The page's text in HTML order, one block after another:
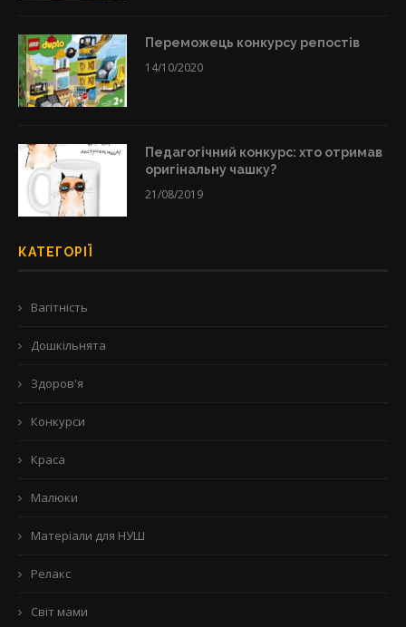
Переможець конкурсу репостів
14/10/2020
Педагогічний конкурс: хто отримав
оригінальну чашку?
21/08/2019
КАТЕГОРІЇ
Вагітність
Дошкільнята
Здоров'я
Конкурси
Краса
Малюки
Матеріали для НУШ
Релакс
Світ мами